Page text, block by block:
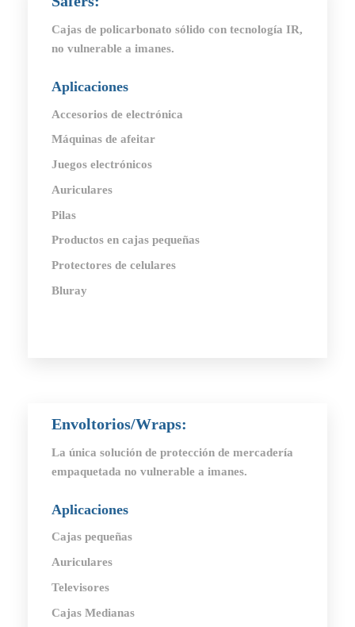
Cajas de policarbonato sólido con tecnología IR,
no vulnerable a imanes.
Aplicaciones
Accesorios de electrónica
Máquinas de afeitar
Juegos electrónicos
Auriculares
Pilas
Productos en cajas pequeñas
Protectores de celulares
Bluray
Envoltorios/Wraps:
La única solución de protección de mercadería
empaquetada no vulnerable a imanes.
Aplicaciones
Cajas pequeñas
Auriculares
Televisores
Cajas Medianas